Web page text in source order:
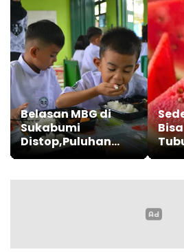
Belasan MBG di
Sukabumi
Distop,Puluhan
Ribu Anak